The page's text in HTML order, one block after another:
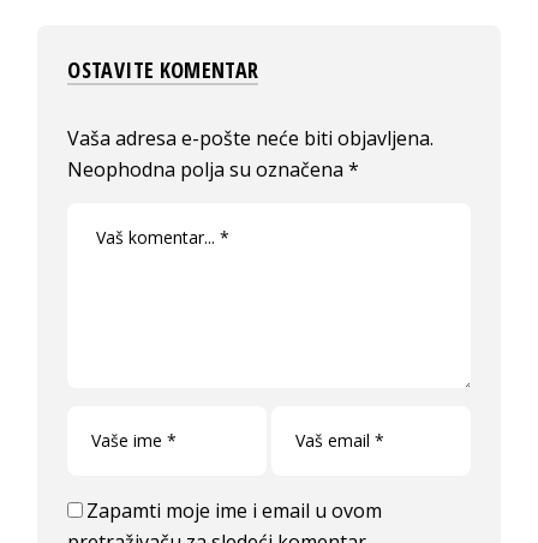
OSTAVITE KOMENTAR
Vaša adresa e-pošte neće biti objavljena.
Neophodna polja su označena*
Zapamti moje ime i email u ovom